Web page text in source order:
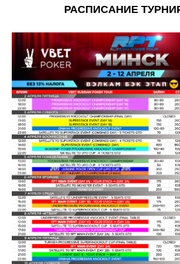
РАСПИСАНИЕ